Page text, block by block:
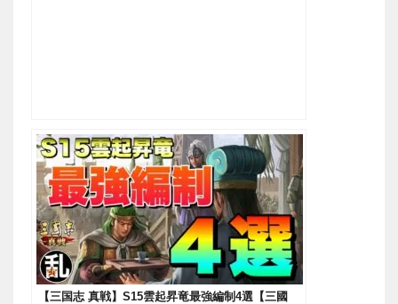
【三国志 真戦】S15雲起昇竜最強編制4選【三國